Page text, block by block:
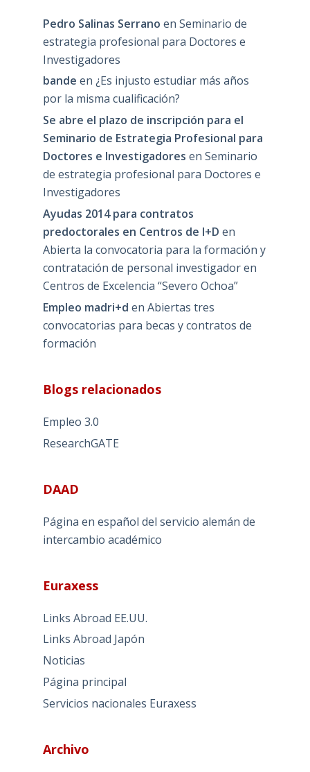
Pedro Salinas Serrano en Seminario de
estrategia profesional para Doctores e
Investigadores
bande en ¿Es injusto estudiar más años
por la misma cualificación?
Se abre el plazo de inscripción para el
Seminario de Estrategia Profesional para
Doctores e Investigadores en Seminario
de estrategia profesional para Doctores e
Investigadores
Ayudas 2014 para contratos
predoctorales en Centros de I+D en
Abierta la convocatoria para la formación y
contratación de personal investigador en
Centros de Excelencia “Severo Ochoa”
Empleo madri+d en Abiertas tres
convocatorias para becas y contratos de
formación
Blogs relacionados
Empleo 3.0
ResearchGATE
DAAD
Página en español del servicio alemán de
intercambio académico
Euraxess
Links Abroad EE.UU.
Links Abroad Japón
Noticias
Página principal
Servicios nacionales Euraxess
Archivo